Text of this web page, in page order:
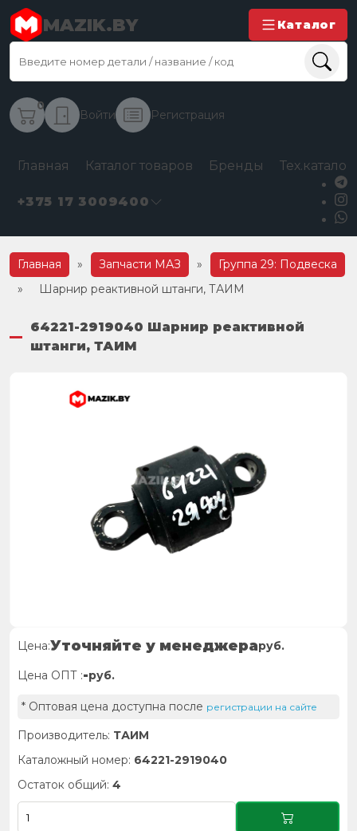
MAZIK.BY Каталог
0
Войти Регистрация
Главная Каталог товаров Бренды
+375 17 3009400
Главная » Запчасти МАЗ »
Группа 29: Подвеска
»
Шарнир реактивной штанги, ТАИМ
64221-2919040 Шарнир реактивной
штанги, ТАИМ
Цена:Уточняйте у менеджераруб.
Цена ОПТ :-руб.
* Оптовая цена доступна после регистрации на сайте
Производитель: ТАИМ
Каталожный номер: 64221-2919040
Остаток общий: 4